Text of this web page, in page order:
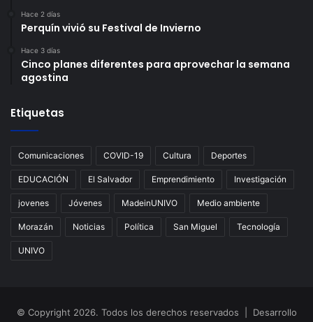
Hace 2 días
Perquín vivió su Festival de Invierno
Hace 3 días
Cinco planes diferentes para aprovechar la semana
agostina
Etiquetas
Comunicaciones COVID-19 Cultura Deportes
EDUCACIÓN El Salvador Emprendimiento Investigación
jovenes Jóvenes MadeinUNIVO Medio ambiente
Morazán Noticias Política San Miguel Tecnología
UNIVO
© Copyright 2026. Todos los derechos reservados | Desarrollo